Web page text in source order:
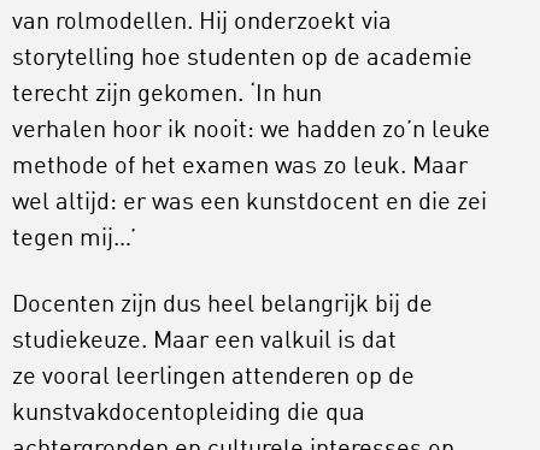
van rolmodellen. Hij onderzoekt via
storytelling hoe studenten op de academie
terecht zijn gekomen. ‘In hun
verhalen hoor ik nooit: we hadden zo’n leuke
methode of het examen was zo leuk. Maar
wel altijd: er was een kunstdocent en die zei
tegen mij…’
Docenten zijn dus heel belangrijk bij de
studiekeuze. Maar een valkuil is dat
ze vooral leerlingen attenderen op de
kunstvakdocentopleiding die qua